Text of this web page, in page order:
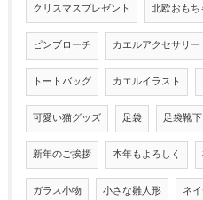
クリスマスプレゼント 北欧おもち
ピンブローチ カエルアクセサリー
トートバッグ カエルイラスト
可愛い猫グッズ 足袋 足袋靴下
新年のご挨拶 本年もよろしく
ガラス小物 小さな雛人形 ネ